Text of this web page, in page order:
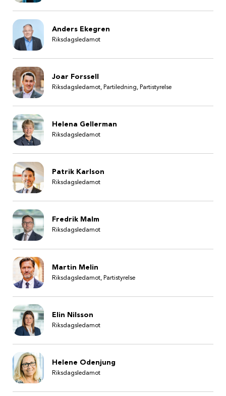
Anders Ekegren
Riksdagsledamot
Joar Forssell
Riksdagsledamot, Partiledning, Partistyrelse
Helena Gellerman
Riksdagsledamot
Patrik Karlson
Riksdagsledamot
Fredrik Malm
Riksdagsledamot
Martin Melin
Riksdagsledamot, Partistyrelse
Elin Nilsson
Riksdagsledamot
Helene Odenjung
Riksdagsledamot